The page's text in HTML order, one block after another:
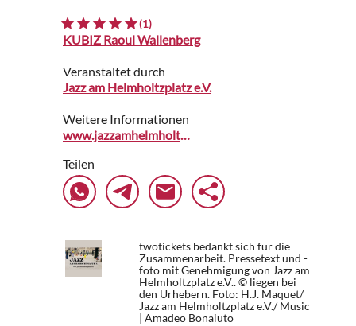
(1)
KUBIZ Raoul Wallenberg
Veranstaltet durch
Jazz am Helmholtzplatz e.V.
Weitere Informationen
www.jazzamhelmholtzplatz.com
Teilen
twotickets bedankt sich für die
Zusammenarbeit. Pressetext und -
foto mit Genehmigung von Jazz am
Helmholtzplatz e.V.. © liegen bei
den Urhebern. Foto: H.J. Maquet/
Jazz am Helmholtzplatz e.V./ Music
| Amadeo Bonaiuto